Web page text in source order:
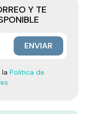
Y TE
ENVIAR
Politica de